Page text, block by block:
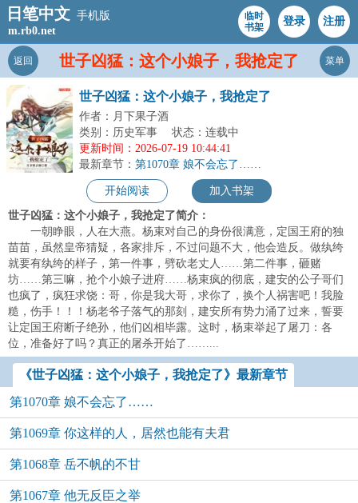
日笔中文 手机版
m.rb0.net
临时
书架
登录 注册
世子凶猛：这个小娘子，我抢定了
返回 菜单
世子凶猛：这个小娘子，我抢定了
作者：月下果子酒
类别：历史军事
状态：连载中
更新时间：2026-07-19 10:44:41
最新章节： 第1070章 娘不会忘了……
开始阅读 加入书架
世子凶猛：这个小娘子，我抢定了简介：
一朝睁眼，人在大燕。杨束对自己的身份很满意，定国王府的独
苗苗，虽然皇帝猜疑，各家排斥，不过问题不大，他会造反。做纨绔
就要有纨绔的样子，第一件事，劈砍老丈人……第二件事，砸赌
坊……第三嘛，抢个小娘子进府……杨束疯的彻底，建安的公子哥们
也疯了，疯狂求饶：哥，你是我大哥，求你了，换个人祸害吧！我脸
糙，伤手！！！杨老爷子落气的那刻，建安所有势力涌了过来，誓要
让定国王府断子绝孙，他们凶相毕露。这时，杨束举起了屠刀：各
位，准备好了吗？真正的屠杀开始了……...
《世子凶猛：这个小娘子，我抢定了》最新章节
第1070章 娘不会忘了……
第1069章 你这样的人，居然也能有夫君
第1068章 岳不帆的不甘
第1067章 他无反臣之举